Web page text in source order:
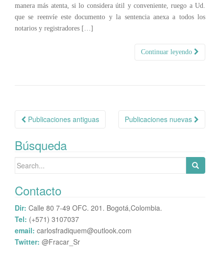
manera más atenta, si lo considera útil y conveniente, ruego a Ud.
que se reenvíe este documento y la sentencia anexa a todos los
notarios y registradores […]
Continuar leyendo
Navegación
de
publicaciones
Publicaciones antiguas Publicaciones nuevas
Búsqueda
Search
Contacto
Dir: Calle 80 7-49 OFC. 201. Bogotá,Colombia.
Tel: (+571) 3107037
email: carlosfradiquem@outlook.com
Twitter: @Fracar_Sr